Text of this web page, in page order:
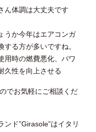
ん体調は大丈夫です
うか今年はエアコンガ
る方が多いですね。
用時の燃費悪化、パワ
久性を向上させる
でお気軽にご相談くだ
ド”Girasole”はイタリ